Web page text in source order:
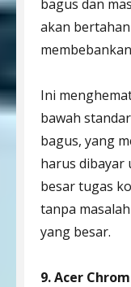
bagus dan
akan
Ini
bawah
bagus, yang
harus dibayar
besar tugas
tanpa
yang besar.
9. Acer